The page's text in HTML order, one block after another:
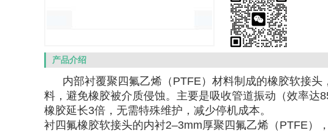
产品介绍
内部衬覆聚四氟乙烯（PTFE）材料制成的橡胶软接头
料，避免橡胶被介质侵蚀。主要是吸收管道振动（效率
橡胶延长3倍，无需特殊维护，减少停机成本。
衬四氟橡胶软接头的‌内衬2–3mm厚聚四氟乙烯（PTFE）